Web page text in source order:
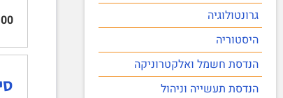
גרונטולוגיה
היסטוריה
הנדסת חשמל ואלקטרוניקה
הנדסת תעשייה וניהול